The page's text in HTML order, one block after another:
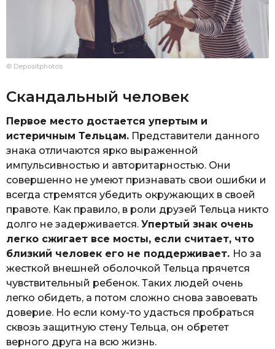
© Depositphotos
Скандальный человек
Первое место достается упертым и
истеричным Тельцам. Представители данного
знака отличаются ярко выраженной
импульсивностью и авторитарностью. Они
совершенно не умеют признавать свои ошибки и
всегда стремятся убедить окружающих в своей
правоте. Как правило, в роли друзей Тельца никто
долго не задерживается. Упертый знак очень
легко сжигает все мосты, если считает, что
близкий человек его не поддерживает. Но за
жесткой внешней оболочкой Тельца прячется
чувствительный ребенок. Таких людей очень
легко обидеть, а потом сложно снова завоевать
доверие. Но если кому-то удасться пробраться
сквозь защитную стену Тельца, он обретет
верного друга на всю жизнь.